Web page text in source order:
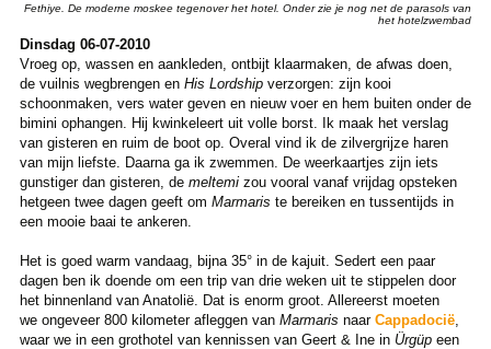
Fethiye. De moderne moskee tegenover het hotel. Onder zie je nog net de parasols van
het hotelzwembad
Dinsdag 06-07-2010
Vroeg op, wassen en aankleden, ontbijt klaarmaken, de afwas doen,
de vuilnis wegbrengen en His Lordshipverzorgen: zijn kooi
schoonmaken, vers water geven en nieuw voer en hem buiten onder de
bimini ophangen. Hij kwinkeleert uit volle borst. Ik maak het verslag
van gisteren en ruim de boot op. Overal vind ik de zilvergrijze haren
van mijn liefste. Daarna ga ik zwemmen. De weerkaartjes zijn iets
gunstiger dan gisteren, de meltemizou vooral vanaf vrijdag opsteken
hetgeen twee dagen geeft om Marmaris te bereiken en tussentijds in
een mooie baai te ankeren.
Het is goed warm vandaag, bijna 35° in de kajuit. Sedert een paar
dagen ben ik doende om een trip van drie weken uit te stippelen door
het binnenland van Anatolië. Dat is enorm groot. Allereerst moeten
we ongeveer 800 kilometer afleggen van Marmaris naar Cappadocië,
waar we in een grothotel van kennissen van Geert & Ine in Ürgüpeen